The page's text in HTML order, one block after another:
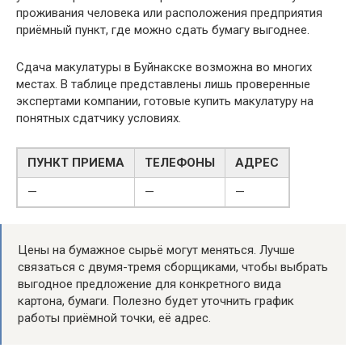
проживания человека или расположения предприятия
приёмный пункт, где можно сдать бумагу выгоднее.
Сдача макулатуры в Буйнакске возможна во многих
местах. В таблице представлены лишь проверенные
экспертами компании, готовые купить макулатуру на
понятных сдатчику условиях.
ПУНКТ ПРИЕМА ТЕЛЕФОНЫ
АДРЕС
—
— —
Цены на бумажное сырьё могут меняться. Лучше
связаться с двумя-тремя сборщиками, чтобы выбрать
выгодное предложение для конкретного вида
картона, бумаги. Полезно будет уточнить график
работы приёмной точки, её адрес.